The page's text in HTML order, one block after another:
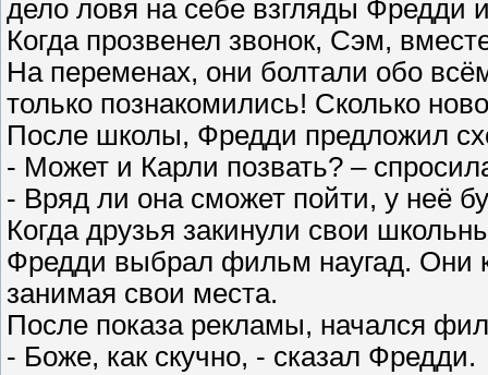
дело ловя на себе взгляды Фредди
Когда прозвенел звонок, Сэм,
На переменах, они болтали обо
только познакомились! Сколько
После школы, Фредди предложил
- Может и Карли позвать? –
- Вряд ли она сможет пойти, у неё
Когда друзья закинули свои
Фредди выбрал фильм наугад. Они
занимая свои места.
После показа рекламы, начался
- Боже, как скучно, - сказал Фредди.